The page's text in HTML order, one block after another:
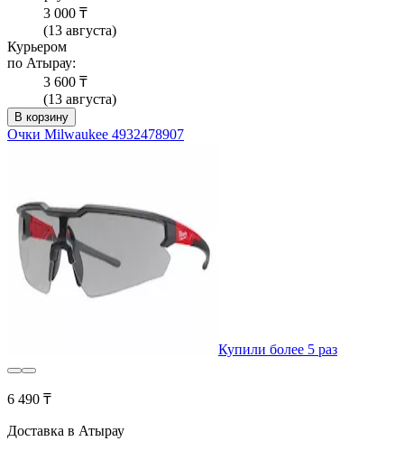
3 000 ₸
(13 августа)
Курьером
по Атырау:
3 600 ₸
(13 августа)
В корзину
Очки Milwaukee 4932478907
Купили более 5 раз
6 490 ₸
Доставка в Атырау